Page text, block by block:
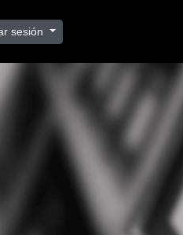
sesión